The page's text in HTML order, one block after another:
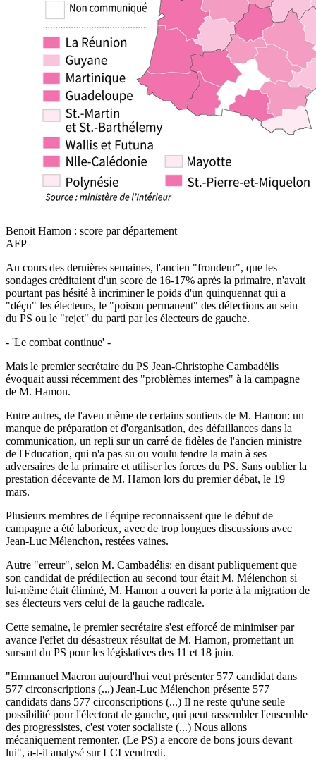
Benoit Hamon : score par département
AFP
Au cours des dernières semaines, l'ancien "frondeur", que les
sondages créditaient d'un score de 16-17% après la primaire, n'avait
pourtant pas hésité à incriminer le poids d'un quinquennat qui a
"déçu" les électeurs, le "poison permanent" des défections au sein
du PS ou le "rejet" du parti par les électeurs de gauche.
- 'Le combat continue' -
Mais le premier secrétaire du PS Jean-Christophe Cambadélis
évoquait aussi récemment des "problèmes internes" à la campagne
de M. Hamon.
Entre autres, de l'aveu même de certains soutiens de M. Hamon: un
manque de préparation et d'organisation, des défaillances dans la
communication, un repli sur un carré de fidèles de l'ancien ministre
de l'Education, qui n'a pas su ou voulu tendre la main à ses
adversaires de la primaire et utiliser les forces du PS. Sans oublier la
prestation décevante de M. Hamon lors du premier débat, le 19
mars.
Plusieurs membres de l'équipe reconnaissent que le début de
campagne a été laborieux, avec de trop longues discussions avec
Jean-Luc Mélenchon, restées vaines.
Autre "erreur", selon M. Cambadélis: en disant publiquement que
son candidat de prédilection au second tour était M. Mélenchon si
lui-même était éliminé, M. Hamon a ouvert la porte à la migration de
ses électeurs vers celui de la gauche radicale.
Cette semaine, le premier secrétaire s'est efforcé de minimiser par
avance l'effet du désastreux résultat de M. Hamon, promettant un
sursaut du PS pour les législatives des 11 et 18 juin.
"Emmanuel Macron aujourd'hui veut présenter 577 candidat dans
577 circonscriptions (...) Jean-Luc Mélenchon présente 577
candidats dans 577 circonscriptions (...) Il ne reste qu'une seule
possibilité pour l'électorat de gauche, qui peut rassembler l'ensemble
des progressistes, c'est voter socialiste (...) Nous allons
mécaniquement remonter. (Le PS) a encore de bons jours devant
lui", a-t-il analysé sur LCI vendredi.